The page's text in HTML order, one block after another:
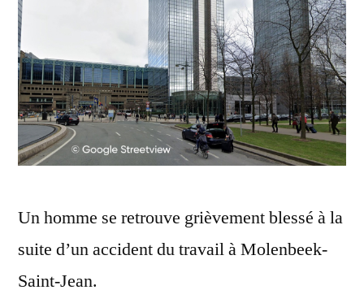
Un homme se retrouve grièvement blessé à la
suite d’un accident du travail à Molenbeek-
Saint-Jean.